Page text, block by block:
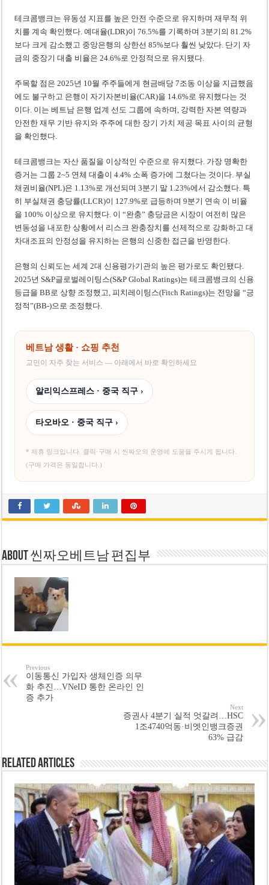
테크콤뱅크는 유동성 지표를 높은 안전 수준으로 유지하며 재무적 위
치를 계속 확인했다. 예대율(LDR)이 76.5%를 기록하며 3분기의 81.2%
보다 크게 감소했고 중앙은행의 상한선 85%보다 훨씬 낮았다. 단기 자
금의 중장기 대출 비율은 24.6%로 안정적으로 유지됐다.
주목할 점은 2025년 10월 주주들에게 현금배당 7조동 이상을 지급했음
에도 불구하고 은행이 자기자본비율(CAR)을 14.6%로 유지했다는 것
이다. 이는 베트남 은행 업계 선도 그룹에 속하며, 강력한 자본 역량과
안전한 재무 기반 유지와 주주에 대한 장기 가치 제공 목표 사이의 균형
을 확인했다.
테크콤뱅크는 자산 품질을 이상적인 수준으로 유지했다. 가장 명확한
증거는 그룹 2~5 연체 대출이 4.4% 소폭 증가에 그쳤다는 것이다. 부실
채권비율(NPL)은 1.13%로 개선되며 3분기 말 1.23%에서 감소했다. 특
히 부실채권 충당률(LLCR)이 127.9%로 급등하며 9분기 연속 이 비율
을 100% 이상으로 유지했다. 이 “완충” 충당금은 시장이 여전히 많은
변동성을 내포한 상황에서 리스크 완충장치를 선제적으로 강화하고 대
차대조표의 안정성을 유지하는 은행의 신중한 접근을 반영한다.
은행의 신뢰도는 세계 2대 신용평가기관의 높은 평가로도 확인됐다.
2025년 S&P글로벌레이팅스(S&P Global Ratings)는 테크콤뱅크의 신용
등급을 BB로 상향 조정했고, 피치레이팅스(Fitch Ratings)는 전망을 “긍
정적”(BB-)으로 조정했다.
베트남 생활 · 쇼핑 추천
교민이 자주 찾는 서비스 — 아래에서 바로 확인하세요
알리익스프레스 · 중국 직구 ›
타오바오 · 중국 직구 ›
* 제휴 링크입니다. 클릭·구매 시 씬짜오의 운영에 도움을 주시게 됩니다.
(구매 가격은 동일합니다.)
About 씬짜오베트남 편집부
Previous
이동통신 가입자 생체인증 의무
화 추진…VNeID 통한 온라인 인
증 추가
Next
증권사 4분기 실적 엇갈려…HSC
1조4740억동·비엣인뱅크증권
63% 급감
Related Articles